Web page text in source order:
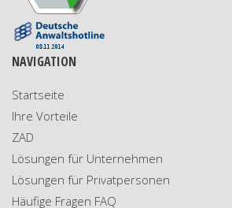
Wir konnten durch die ermittelten
Detektei in unserem Verfahren zu
kommen. Auf diesem Wege noch
5 / 5
NAVIGATION
Startseite
Ihre Vorteile
ZAD
Lösungen für Unternehmen
Lösungen für Privatpersonen
Häufige Fragen FAQ